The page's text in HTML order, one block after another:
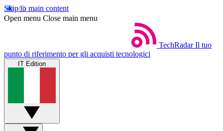
Skip to main content
Open menu Close main menu
TechRadar Il tuo
punto di riferimento per gli acquisti tecnologici
IT Edition